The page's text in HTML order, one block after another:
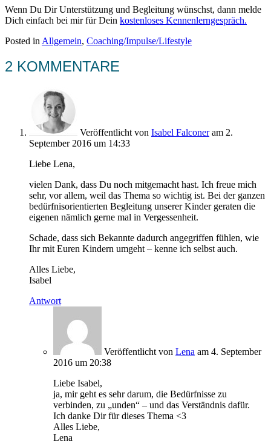
Wenn Du Dir Unterstützung und Begleitung wünschst, dann melde
Dich einfach bei mir für Dein kostenloses Kennenlerngespräch.
Posted in Allgemein, Coaching/Impulse/Lifestyle
2 KOMMENTARE
Veröffentlicht von Isabel Falconer am 2.
September 2016 um 14:33
Liebe Lena,
vielen Dank, dass Du noch mitgemacht hast. Ich freue mich
sehr, vor allem, weil das Thema so wichtig ist. Bei der ganzen
bedürfnisorientierten Begleitung unserer Kinder geraten die
eigenen nämlich gerne mal in Vergessenheit.
Schade, dass sich Bekannte dadurch angegriffen fühlen, wie
Ihr mit Euren Kindern umgeht – kenne ich selbst auch.
Alles Liebe,
Isabel
Antwort
Veröffentlicht von Lena am 4. September
2016 um 20:38
Liebe Isabel,
ja, mir geht es sehr darum, die Bedürfnisse zu
verbinden, zu „unden“ – und das Verständnis dafür.
Ich danke Dir für dieses Thema <3
Alles Liebe,
Lena